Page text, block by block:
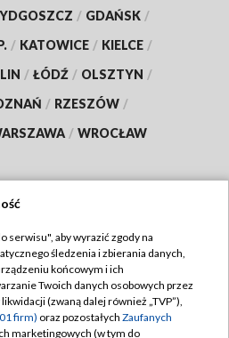
/ GDAŃSK /
/ KATOWICE / KIELCE /
/ ŁÓDŹ / OLSZTYN /
/ RZESZÓW /
/ WROCŁAW
TVP
TVP
prywatności
serwisu", aby wyrazić zgody na
śledzenia i zbierania danych,
końcowym i ich
Twoich danych osobowych przez
(zwaną dalej również „TVP”),
firm) oraz pozostałych Zaufanych
marketingowych (w tym do